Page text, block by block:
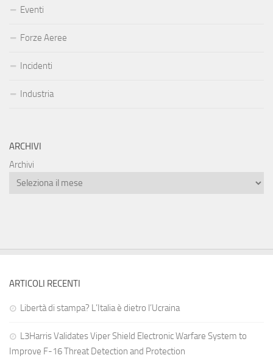
Eventi
Forze Aeree
Incidenti
Industria
ARCHIVI
Archivi
ARTICOLI RECENTI
Libertà di stampa? L’Italia è dietro l’Ucraina
L3Harris Validates Viper Shield Electronic Warfare System to
Improve F-16 Threat Detection and Protection